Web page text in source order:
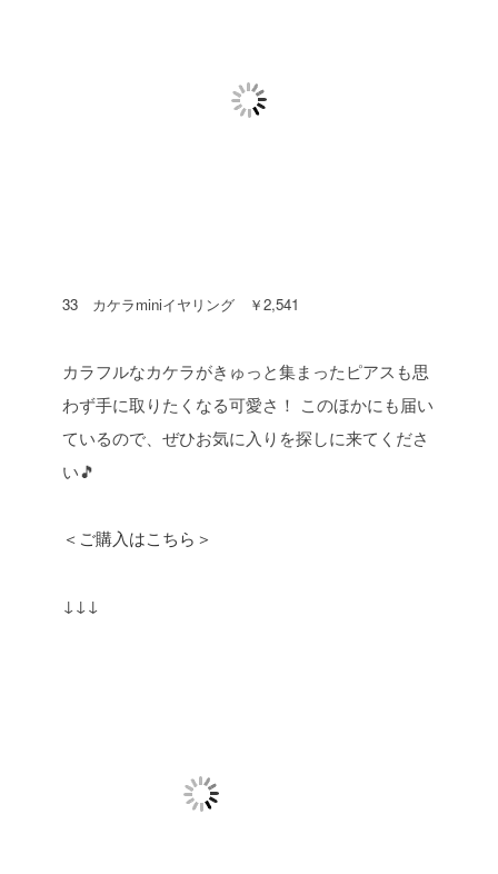
33 カケラminiイヤリング ￥2,541
カラフルなカケラがきゅっと集まったピアスも思
わず手に取りたくなる可愛さ！ このほかにも届い
ているので、ぜひお気に入りを探しに来てくださ
い🎵
＜ご購入はこちら＞
↓↓↓